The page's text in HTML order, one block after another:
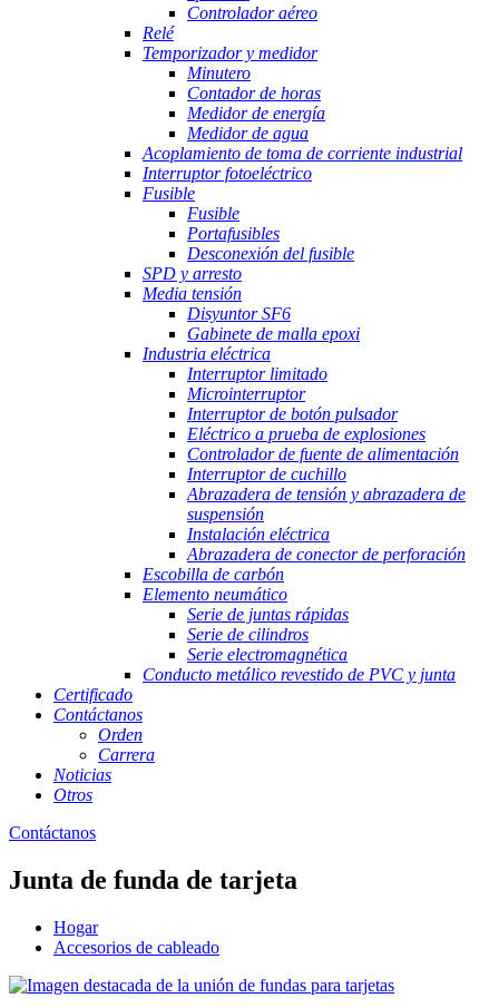
Controlador aéreo
Relé
Temporizador y medidor
Minutero
Contador de horas
Medidor de energía
Medidor de agua
Acoplamiento de toma de corriente industrial
Interruptor fotoeléctrico
Fusible
Fusible
Portafusibles
Desconexión del fusible
SPD y arresto
Media tensión
Disyuntor SF6
Gabinete de malla epoxi
Industria eléctrica
Interruptor limitado
Microinterruptor
Interruptor de botón pulsador
Eléctrico a prueba de explosiones
Controlador de fuente de alimentación
Interruptor de cuchillo
Abrazadera de tensión y abrazadera de
suspensión
Instalación eléctrica
Abrazadera de conector de perforación
Escobilla de carbón
Elemento neumático
Serie de juntas rápidas
Serie de cilindros
Serie electromagnética
Conducto metálico revestido de PVC y junta
Certificado
Contáctanos
Orden
Carrera
Noticias
Otros
Contáctanos
Junta de funda de tarjeta
Hogar
Accesorios de cableado